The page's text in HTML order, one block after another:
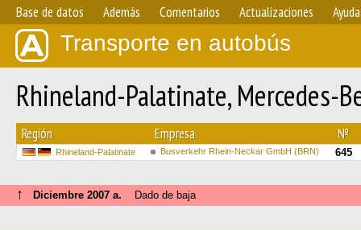
Base de datos Además Comentarios Actualizaciones Ayuda
Transporte en autobús
Rhineland-Palatinate, Mercedes-
Región Empresa №
Rhineland-Palatinate Busverkehr Rhein-Neckar GmbH (BRN) 645
↑ Diciembre 2007 a. Dado de baja